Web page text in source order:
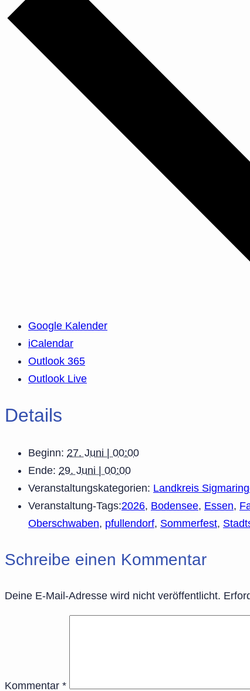
Google Kalender
iCalendar
Outlook 365
Outlook Live
Details
Beginn: 27. Juni | 00:00
Ende: 29. Juni | 00:00
Veranstaltungskategorien: Landkreis
Veranstaltung-Tags:2026, Bodensee, Essen,
Oberschwaben, pfullendorf, Sommerfest,
Schreibe einen Kommentar
Deine E-Mail-Adresse wird nicht veröffentlicht.
Kommentar *